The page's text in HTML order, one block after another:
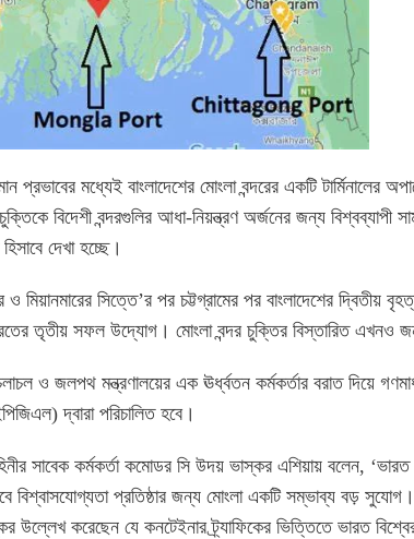
প্রভাবের মধ্যেই বাংলাদেশের মোংলা বন্দরের একটি
বিদেশী বন্দরগুলির আধা-নিয়ন্ত্রণ অর্জনের জন্য বিশ্বব্যাপী
দেখা হচ্ছে।
ও মিয়ানমারের সিত্তে’র পর চট্টগ্রামের পর বাংলাদেশের দ্বিতীয়
তৃতীয় সফল উদ্যোগ। মোংলা বন্দর চুক্তির বিস্তারিত এখনও
ও জলপথ মন্ত্রণালয়ের এক ঊর্ধ্বতন কর্মকর্তার বরাত দিয়ে
দ্বারা পরিচালিত হবে।
সাবেক কর্মকর্তা কমোডর সি উদয় ভাস্কর এশিয়ায় বলেন,
বিশ্বাসযোগ্যতা প্রতিষ্ঠার জন্য মোংলা একটি সম্ভাব্য বড়
উল্লেখ করেছেন যে কনটেইনার ট্র্যাফিকের ভিত্তিতে ভারত